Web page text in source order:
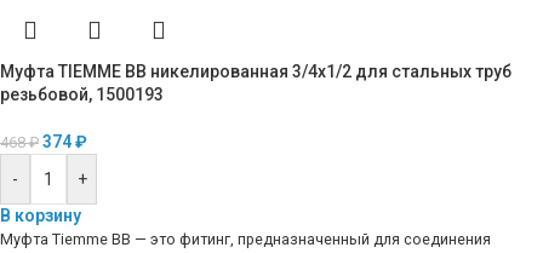
Муфта TIEMME ВВ никелированная 3/4х1/2 для стальных труб
резьбовой, 1500193
468₽ 374₽
-
+
В корзину
Муфта Tiemme ВВ — это фитинг, предназначенный для соединения